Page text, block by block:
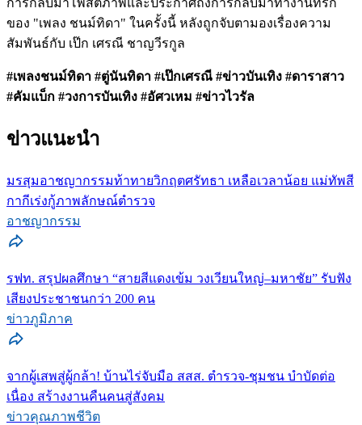
การกลับมาโพสต์ภาพและประกาศถึงการกลับมาทำงานที่รัก
ของ "เพลง ชนม์ทิดา" ในครั้งนี้ หลังถูกจับตามองเรื่องความ
สัมพันธ์กับ เป๊ก เศรณี ชาญวีรกูล
#เพลงชนม์ทิดา #ตู่นันทิดา #เป๊กเศรณี #ข่าวบันเทิง #ดาราสาว
#คัมแบ็ก #วงการบันเทิง #อัศวเหม #ข่าวไวรัล
ข่าวแนะนำ
มรสุมอาชญากรรมท้าทายวิกฤตศรัทธา เหลือเวลาน้อย แม่ทัพสี
กากีเร่งกู้ภาพลักษณ์ตำรวจ
อาชญากรรม
รฟท. สรุปผลศึกษา “สายสีแดงเข้ม วงเวียนใหญ่–มหาชัย” รับฟัง
เสียงประชาชนกว่า 200 คน
ข่าวภูมิภาค
จากผู้เสพสู่ผู้กล้า! บ้านไร่จับมือ สสส. ตำรวจ-ชุมชน บำบัดต่อ
เนื่อง สร้างงานคืนคนสู่สังคม
ข่าวคุณภาพชีวิต